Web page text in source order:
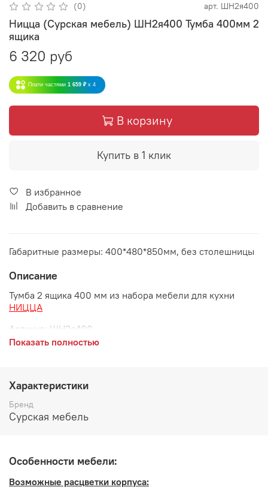
(0) арт. ШН2я400
Ницца (Сурская мебель) ШН2я400 Тумба 400мм 2
ящика
6 320 руб
Плати частями 1 659 ₽ x 4
В корзину
Купить в 1 клик
В избранное
Добавить в сравнение
Габаритные размеры: 400*480*850мм, без столешницы
Описание
Тумба 2 ящика 400 мм из набора мебели для кухни
НИЦЦА
Артикул : ШН2я400
глубина 480 мм
высота 850 мм
Показать полностью
Характеристики
Бренд
Сурская мебель
Особенности мебели:
Возможные расцветки корпуса: